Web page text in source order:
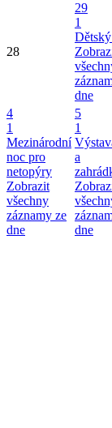
28
29
1
dne
4
1
Mezinárodní
noc pro
netopýry
Zobrazit
všechny
záznamy ze
dne
5
1
a
dne